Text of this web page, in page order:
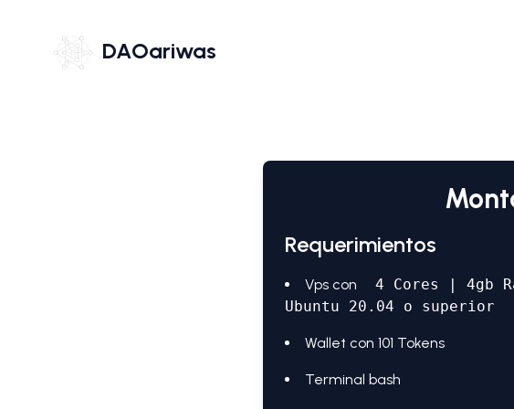
DAOariwas
Requerimientos
Vps con
4 Cores | 4gb
Ubuntu 20.04 o superior
Wallet con 101 Tokens
Terminal bash